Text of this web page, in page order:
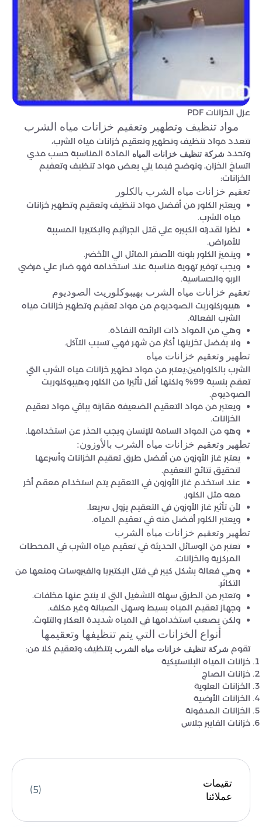
عزل الخزانات PDF
مواد تنظيف وتطهير وتعقيم خزانات مياه الشرب
تتعدد مواد تنظيف وتطهير وتعقيم خزانات مياه الشرب،
وتحدد شركة تنظيف خزانات المياه المادة المناسبة حسب مدي
اتساخ الخزان، ونوضح فيما يلي بعض مواد تنظيف وتعقيم
الخزانات:
تعقيم خزانات مياه الشرب بالكلور
ويعتبر الكلور من أفضل مواد تنظيف وتعقيم وتطهير خزانات
مياه الشرب.
نظرا لقدرته الكبيره علي قتل الجراثيم والبكتيريا المسببة
للأمراض.
ويتميز الكلور بلونه الأصفر المائل الي الأخضر.
ويجب توفير تهوية مناسبة عند استخدامه فهو ضار علي مرضي
الربو والحساسية.
تعقيم خزانات مياه الشرب بهيبوكلوريت الصوديوم
هيبوركلوريت الصوديوم من مواد تعقيم وتطهير خزانات مياه
الشرب الفعالة.
وهي من المواد ذات الرائحة النفاذة.
ولا يفضل تخزينها أكثر من شهر فهي تسبب التآكل.
تطهير وتعقيم خزانات مياه
الشرب بالكلورامين:يعتبر من مواد تطهير خزانات مياه الشرب التي
تعقم بنسبة 99% ولكنها أقل تأثيرا من الكلور وهيبوكلوريت
الصوديوم.
ويعتبر من مواد التعقيم الضعيفة مقارنة بباقي مواد تعقيم
الخزانات.
وهو من المواد السامة للإنسان ويجب الحذر عن استخدامها.
تطهير وتعقيم خزانات مياه الشرب بالأوزون:
يعتبر غاز الأوزون من أفضل طرق تعقيم الخزانات وأسرعها
لتحقيق نتائج التعقيم.
عند استخدم غاز الأوزون في التعقيم يتم استخدام معقم أخر
معه مثل الكلور.
لأن تأثير غاز الأوزون في التعقيم يزول سريعا.
ويعتبر الكلور أفضل منه في تعقيم المياه.
تطهير وتعقيم خزانات مياه الشرب
تعتبر من الوسائل الحديثة في تعقيم مياه الشرب في المحطات
المركزية والخزانات.
وهي فعالة بشكل كبير في قتل البكتيريا والفيروسات ومنعها من
التكاثر.
وتعتبر من الطرق سهلة التشغيل التي لا ينتج عنها مخلفات.
وجهاز تعقيم المياه بسيط وسهل الصيانة وغير مكلف.
ولكن يصعب استخدامها في المياه شديدة العكار والتلوث.
أنواع الخزانات التي يتم تنظيفها وتعقيمها
تقوم شركة تنظيف خزانات مياه الشرب بتنظيف وتعقيم كلا من:
خزانات المياه البلاستيكية
خزانات الصاج
الخزانات العلوية
الخزانات الأرضية
الخزانات المدفونة
خزانات الفايبر جلاس
تقيمات
عملائنا
(5)